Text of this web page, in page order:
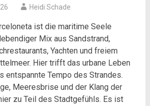
Heidi Schade
ist die maritime Seele
Mix aus Sandstrand,
Yachten und freiem
Hier trifft das urbane Leben
entspannte Tempo des Strandes.
Meeresbrise und der Klang der
zu Teil des Stadtgefühls. Es ist